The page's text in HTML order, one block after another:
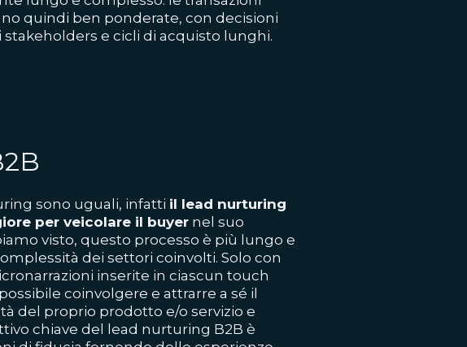
quindi ben ponderate, con decisioni
e cicli di acquisto lunghi.
sono uguali, infatti il lead nurturing
per veicolare il buyer nel suo
visto, questo processo è più lungo e
dei settori coinvolti. Solo con
inserite in ciascun touch
coinvolgere e attrarre a sé il
del proprio prodotto e/o servizio e
chiave del lead nurturing B2B è